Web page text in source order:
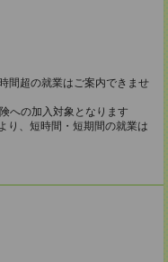
間超の就業はご案内できませ
への加入対象となります
り、短時間・短期間の就業は